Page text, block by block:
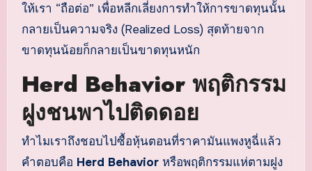
ให้เรา “ถือต่อ” เพื่อหลีกเลี่ยงการทำให้การขาดทุนนั้น
กลายเป็นความจริง (Realized Loss) สุดท้ายจาก
ขาดทุนน้อยก็กลายเป็นขาดทุนหนัก
Herd Behavior พฤติกรรม
ฝูงชนพาไปติดดอย
ทำไมเราถึงชอบไปซื้อหุ้นตอนที่ราคามันแพงหูฉี่แล้ว
คำตอบคือ Herd Behaviorหรือพฤติกรรมแห่ตามฝูง